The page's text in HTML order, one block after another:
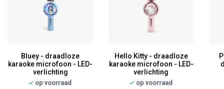
Bluey - draadloze
karaoke microfoon - LED-
verlichting
op voorraad
Hello Kitty - draadloze
karaoke microfoon - LED-
verlichting
op voorraad